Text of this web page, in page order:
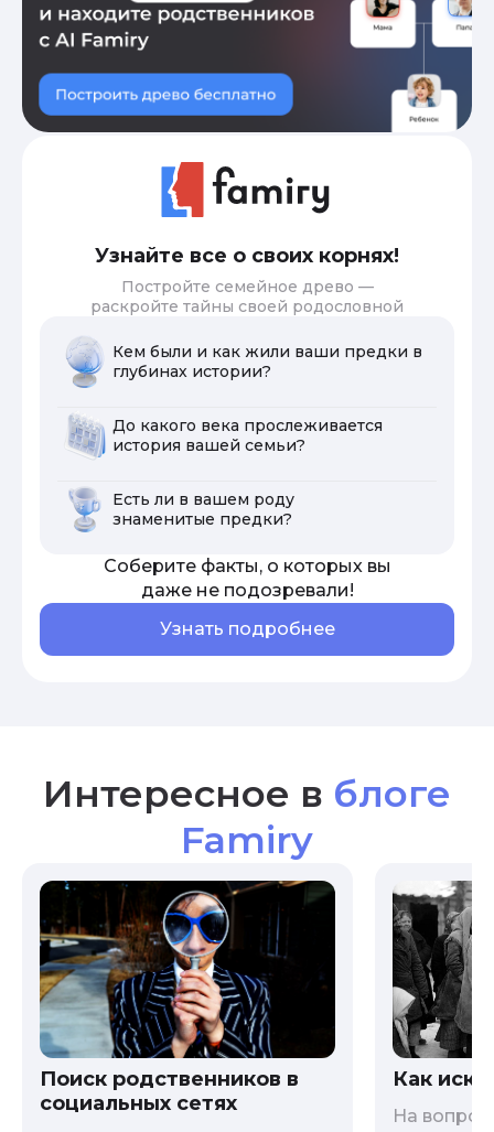
Узнайте все о своих корнях!
Постройте семейное древо —
раскройте тайны своей родословной
Кем были и как жили ваши предки в
глубинах истории?
До какого века прослеживается
история вашей семьи?
Есть ли в вашем роду
знаменитые предки?
Соберите факты, о которых вы
даже не подозревали!
Узнать подробнее
Интересное в блоге
Famiry
Поиск родственников в
социальных сетях
Как
На вопрос